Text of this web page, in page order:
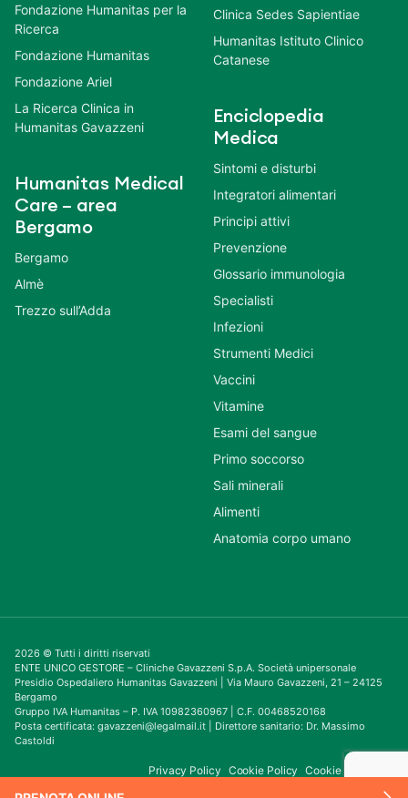
Fondazione Humanitas per la
Ricerca
Fondazione Humanitas
Fondazione Ariel
La Ricerca Clinica in
Humanitas Gavazzeni
Humanitas Medical
Care – area
Bergamo
Bergamo
Almè
Trezzo sull’Adda
Clinica Sedes Sapientiae
Humanitas Istituto Clinico
Catanese
Enciclopedia
Medica
Sintomi e disturbi
Integratori alimentari
Principi attivi
Prevenzione
Glossario immunologia
Specialisti
Infezioni
Strumenti Medici
Vaccini
Vitamine
Esami del sangue
Primo soccorso
Sali minerali
Alimenti
Anatomia corpo umano
2026 © Tutti i diritti riservati
ENTE UNICO GESTORE – Cliniche Gavazzeni S.p.A. Società unipersonale
Presidio Ospedaliero Humanitas Gavazzeni | Via Mauro Gavazzeni, 21 – 24125
Bergamo
Gruppo IVA Humanitas – P. IVA 10982360967 | C.F. 00468520168
Posta certificata: gavazzeni@legalmail.it | Direttore sanitario: Dr. Massimo
Castoldi
Privacy Policy Cookie Policy Cookie Consent